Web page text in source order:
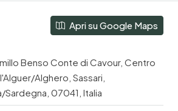
Apri su Google Maps
Benso Conte di Cavour, Centro
Alghero, Sassari,
Sardegna, 07041, Italia